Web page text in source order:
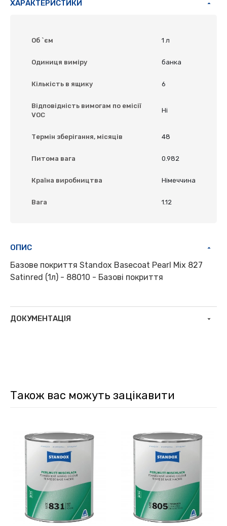
ХАРАКТЕРИСТИКИ
Об `єм 1 л
Одиниця виміру банка
Кількість в ящику 6
Відповідність вимогам по емісії
VOC
Ні
Термін зберігання, місяців 48
Питома вага 0.982
Країна виробництва Німеччина
Вага 1.12
ОПИС
Базове покриття Standox Basecoat Pearl Mix 827
Satinred (1л) - 88010 - Базові покриття
ДОКУМЕНТАЦІЯ
Також вас можуть зацікавити